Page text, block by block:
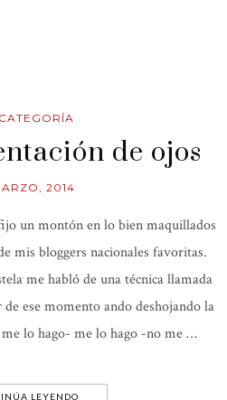
de ojos
2014
un montón en lo bien maquillados
mis bloggers nacionales favoritas.
me habló de una técnica llamada
ese momento ando deshojando la
lo hago- me lo hago -no me …
LEYENDO